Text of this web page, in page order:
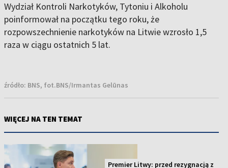
Wydział Kontroli Narkotyków, Tytoniu i Alkoholu
poinformował na początku tego roku, że
rozpowszechnienie narkotyków na Litwie wzrosło 1,5
raza w ciągu ostatnich 5 lat.
źródło: BNS, fot.BNS/Irmantas Gelūnas
WIĘCEJ NA TEN TEMAT
Premier Litwy: przed rezygnacją z